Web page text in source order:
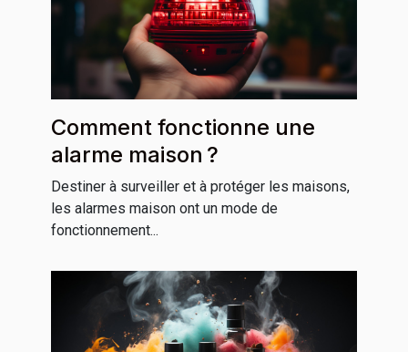
Comment fonctionne une
alarme maison ?
Destiner à surveiller et à protéger les maisons,
les alarmes maison ont un mode de
fonctionnement...